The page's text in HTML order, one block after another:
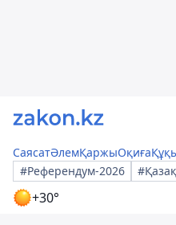
СаясатӘлемҚаржыОқиға
#Референдум-2026
+30°